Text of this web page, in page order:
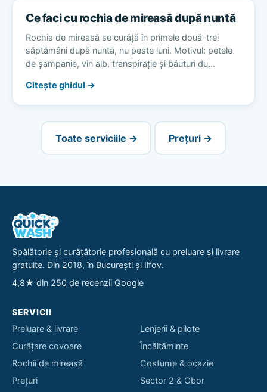
Ce faci cu rochia de mireasă după nuntă
Rochia de mireasă se curăță în primele două-trei
săptămâni după nuntă, nu peste luni. Motivul: petele
de șampanie, vin alb, transpirație și băuturi du…
Citește ghidul →
Toate serviciile → Prețuri →
Spălătorie și curățătorie profesională cu preluare și livrare
gratuite. Din 2018, în București și Ilfov.
4,8★ din 250 de recenzii Google
SERVICII
Preluare & livrare
Curățare covoare
Rochii de mireasă
Prețuri
Lenjerii & pilote
Încălțăminte
Costume & ocazie
Sector 2 & Obor